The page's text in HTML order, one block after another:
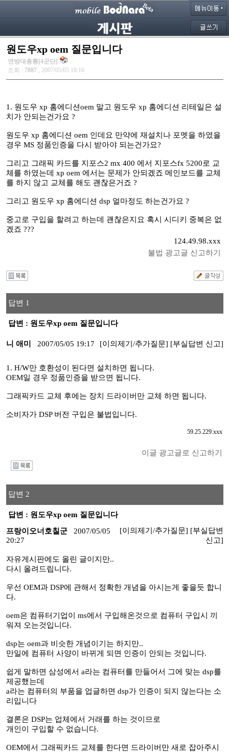
원도우xp oem 질문입니다
연방대총통[4군단]
조회 : 7887 , 2007/05/05 18:16
1. 원도우 xp 홈에디션oem 말고 원도우 xp 홈에디션 리테일은 설
치가 안되는건가요 ?
원도우 xp 홈에디션 oem 인데요 만약에 재설치나 포멧을 하였을
경우 MS 정품인증을 다시 받아야 되는건가요?
그리고 그래픽 카드를 지포스2 mx 400 에서 지포스fx 5200로 교
체를 하였는데 xp oem 에서는 문제가 안되겠죠 메인보드를 교체
를 하지 않고 교체를 해도 괜찮은거죠 ?
그리고 원도우 xp 홈에디션 dsp 얼마정도 하는건가요 ?
중고로 구입을 할려고 하는데 괜찮은지요 혹시 시디키 중복은 없
겠죠 ???
124.49.98.xxx
불법 광고글 신고하기
답변 1
답변 : 원도우xp oem 질문입니다
니 애미 2007/05/05 19:17 [이의제기/추가질문] [부실답변 신고]
1. H/W만 호환성이 된다면 설치하면 됩니다.
OEM일 경우 정품인증을 받으면 됩니다.
그래픽카드 교체 후에는 장치 드라이버만 교체 하면 됩니다.
소비자가 DSP 버전 구입은 불법입니다.
59.25.229.xxx
이글 광고글로 신고하기
답변 2
답변 : 원도우xp oem 질문입니다
프랑이오너호칠군
2007/05/05
20:27
[이의제기/추가질문] [부실답변
신고]
자유게시판에도 올린 글이지만..
다시 올려드립니다.
우선 OEM과 DSP에 관해서 정확한 개념을 아시는게 좋을듯 합니
다.
oem은 컴퓨터기업이 ms에서 구입해온것으로 컴퓨터 구입시 끼
워져 오는것입니다.
dsp는 oem과 비슷한 개념이기는 하지만..
만일에 컴퓨터 사양이 바뀌게 되면 인증이 안되는 것입니다.
쉽게 말하면 삼성에서 a라는 컴퓨터를 만들어서 그에 맞는 dsp를
제공했는데
a라는 컴퓨터의 부품을 업글하면 dsp가 인증이 되지 않는다는 소
리입니다
결론은 DSP는 업체에서 거래를 하는 것이므로
개인이 구입할 수 없습니다.
OEM에서 그래픽카드 교체를 한다면 드라이버만 새로 잡아주시